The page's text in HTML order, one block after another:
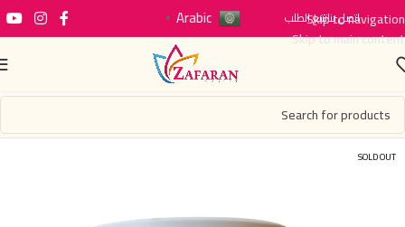
Skip to navigation
Skip to main content
اتصل بناتتبع الطلب Arabic
▼
SOLD OUT